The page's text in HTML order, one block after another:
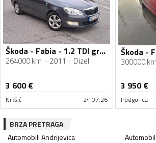
Škoda - Fabia - 1.2 TDI greenline
264000 km 2011 Dizel
3 600€
Nikšić 24.07.26
Škoda -
300000 km
3 950€
Podgorica
BRZA PRETRAGA
AutomobiliAndrijevica Automobili